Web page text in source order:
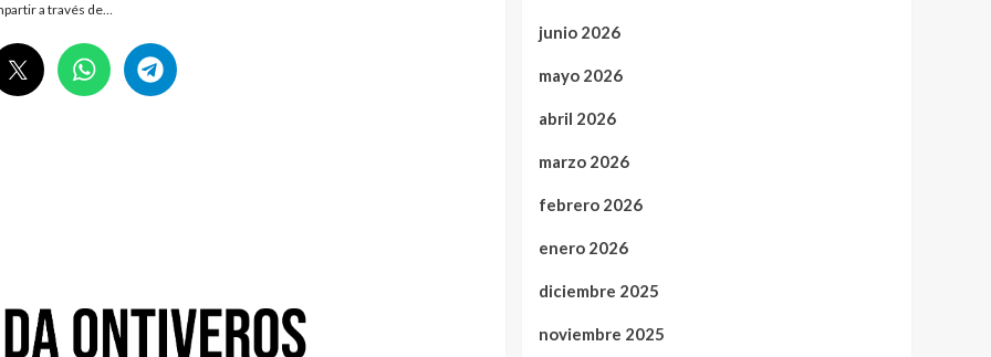
a través de…
junio 2026
mayo 2026
abril 2026
marzo 2026
febrero 2026
enero 2026
diciembre 2025
noviembre 2025